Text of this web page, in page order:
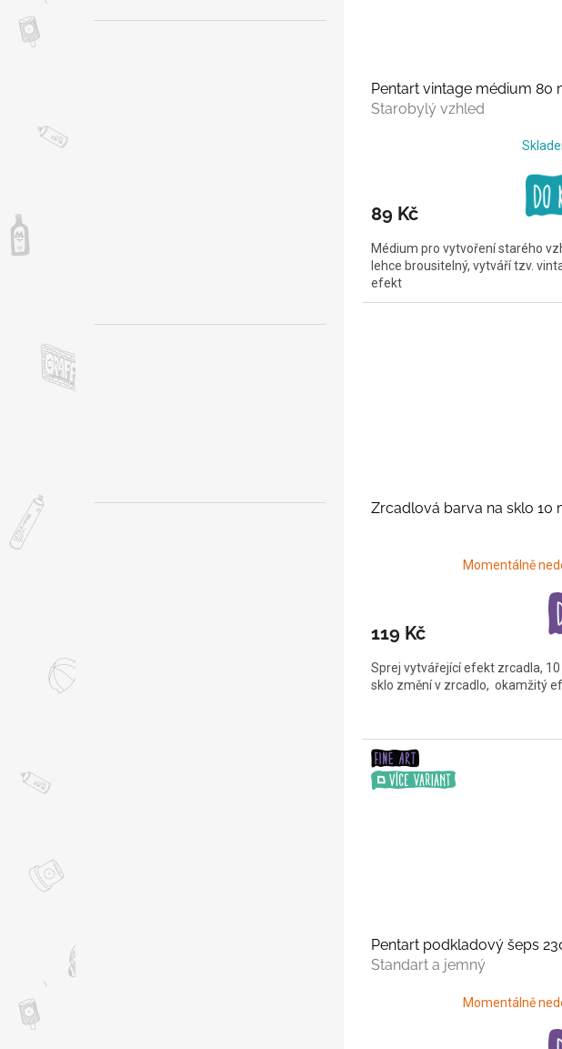
Pentart vintage médium 80
Starobylý vzhled
89 Kč
Médium pro vytvoření starého
lehce brousitelný, vytváří tzv.
efekt
Zrcadlová barva na sklo 10
Momentálně
119 Kč
Sprej vytvářející efekt zrcadla, 10
sklo změní v zrcadlo, okamžitý
Pentart podkladový šeps
Standart a jemný
Momentálně